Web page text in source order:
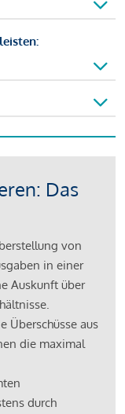
Das
von
in einer
Auskunft über
Überschüsse aus
die maximal
durch